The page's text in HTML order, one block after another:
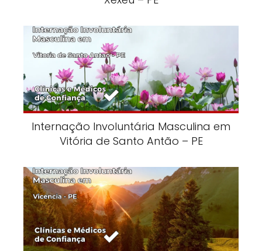
Internação Involuntária Masculina em
Vitória de Santo Antão – PE